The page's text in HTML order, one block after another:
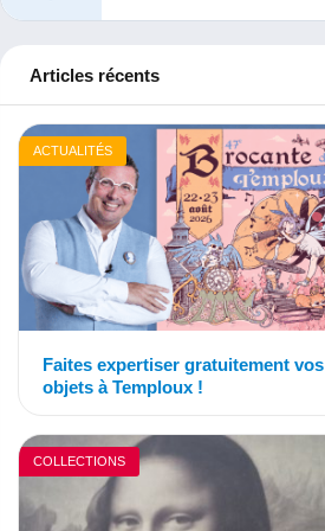
Articles récents
ACTUALITÉS
Faites expertiser gratuitement vos
objets à Temploux !
COLLECTIONS